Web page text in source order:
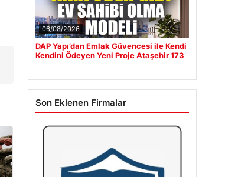
06/08/2026
DAP Yapı’dan Emlak Güvencesi ile Kendi
Kendini Ödeyen Yeni Proje Ataşehir 173
Son Eklenen Firmalar